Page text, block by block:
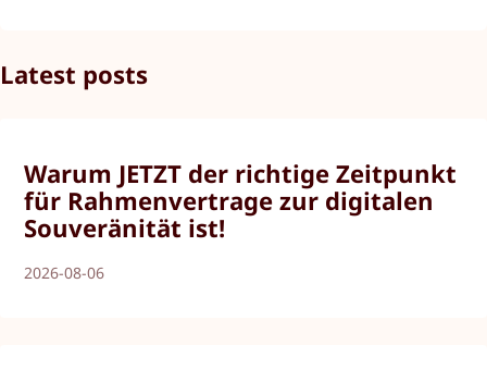
Latest posts
Warum JETZT der richtige Zeitpunkt
für Rahmenvertrage zur digitalen
Souveränität ist!
2026-08-06